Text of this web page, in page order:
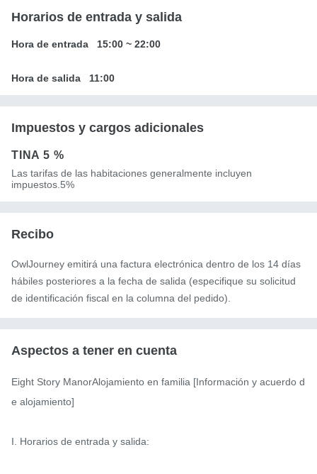
Horarios de entrada y salida
Hora de entrada 15:00 ~ 22:00
Hora de salida 11:00
Impuestos y cargos adicionales
TINA 5 %
Las tarifas de las habitaciones generalmente incluyen
impuestos.5%
Recibo
OwlJourney emitirá una factura electrónica dentro de los 14 días
hábiles posteriores a la fecha de salida (especifique su solicitud
de identificación fiscal en la columna del pedido).
Aspectos a tener en cuenta
Eight Story ManorAlojamiento en familia [Información y acuerdo d
e alojamiento]
I. Horarios de entrada y salida: